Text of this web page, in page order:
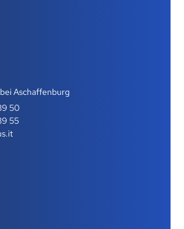
Aschaffenburg
50
55